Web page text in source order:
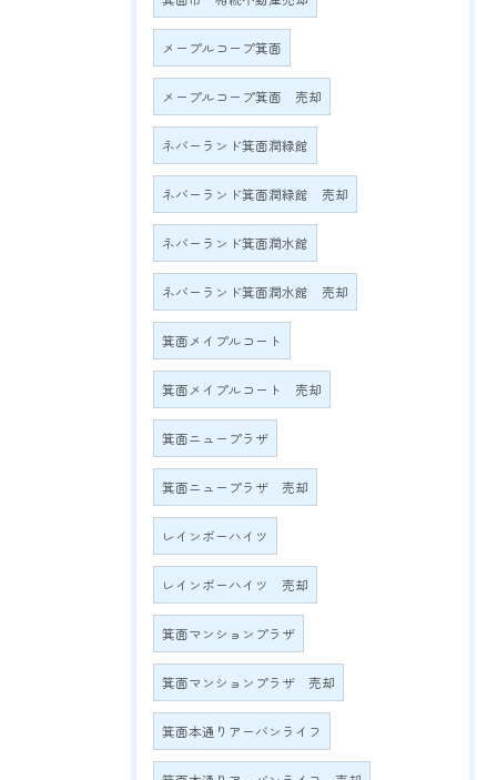
メープルコープ箕面
メープルコープ箕面 売却
ネバーランド箕面潤緑館
ネバーランド箕面潤緑館 売却
ネバーランド箕面潤水館
ネバーランド箕面潤水館 売却
箕面メイプルコート
箕面メイプルコート 売却
箕面ニュープラザ
箕面ニュープラザ 売却
レインボーハイツ
レインボーハイツ 売却
箕面マンションプラザ
箕面マンションプラザ 売却
箕面本通りアーバンライフ